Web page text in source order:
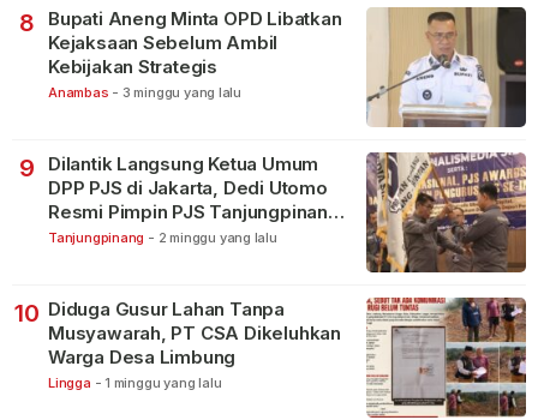
8
Bupati Aneng Minta OPD Libatkan
Kejaksaan Sebelum Ambil
Kebijakan Strategis
Anambas - 3 minggu yang lalu
9
Dilantik Langsung Ketua Umum
DPP PJS di Jakarta, Dedi Utomo
Resmi Pimpin PJS Tanjungpinang-
Bintan
Tanjungpinang - 2 minggu yang lalu
10 Diduga Gusur Lahan Tanpa
Musyawarah, PT CSA Dikeluhkan
Warga Desa Limbung
Lingga - 1 minggu yang lalu